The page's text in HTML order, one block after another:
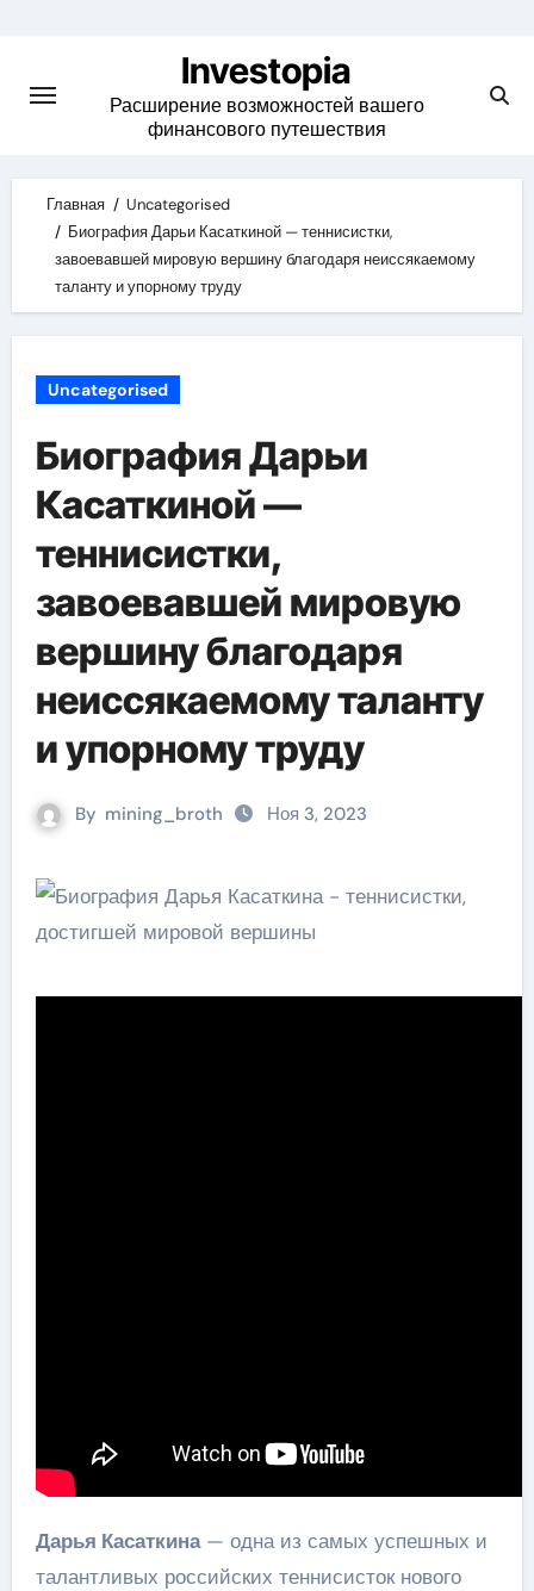
content
Investopia
Расширение возможностей вашего
финансового путешествия
Главная
Uncategorised
Биография Дарьи Касаткиной — теннисистки,
завоевавшей мировую вершину благодаря неиссякаемому
таланту и упорному труду
Uncategorised
Биография Дарьи
Касаткиной —
теннисистки,
завоевавшей мировую
вершину благодаря
неиссякаемому таланту
и упорному труду
By mining_broth Ноя 3, 2023
Дарья Касаткина— одна из самых успешных и
талантливых российских теннисисток нового